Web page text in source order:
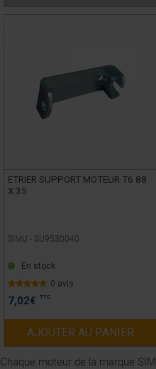
Chaque moteur de la marque
ETRIER SUPPORT MOTEUR T6 88
X 35
SIMU - SU9530040
En stock
0 avis
7,02€ TTC
AJOUTER AU PANIER